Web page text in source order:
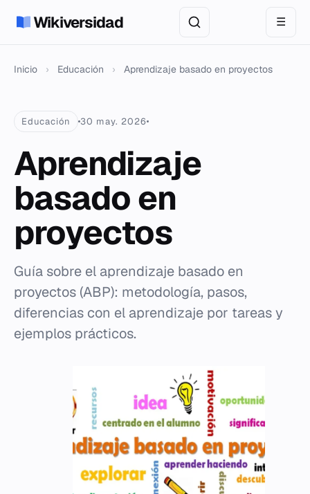
Wikiversidad ☰
Inicio › Educación › Aprendizaje basado en proyectos
Educación 30 may. 2026
Aprendizaje
basado en
proyectos
Guía sobre el aprendizaje basado en
proyectos (ABP): metodología, pasos,
diferencias con el aprendizaje por tareas y
ejemplos prácticos.